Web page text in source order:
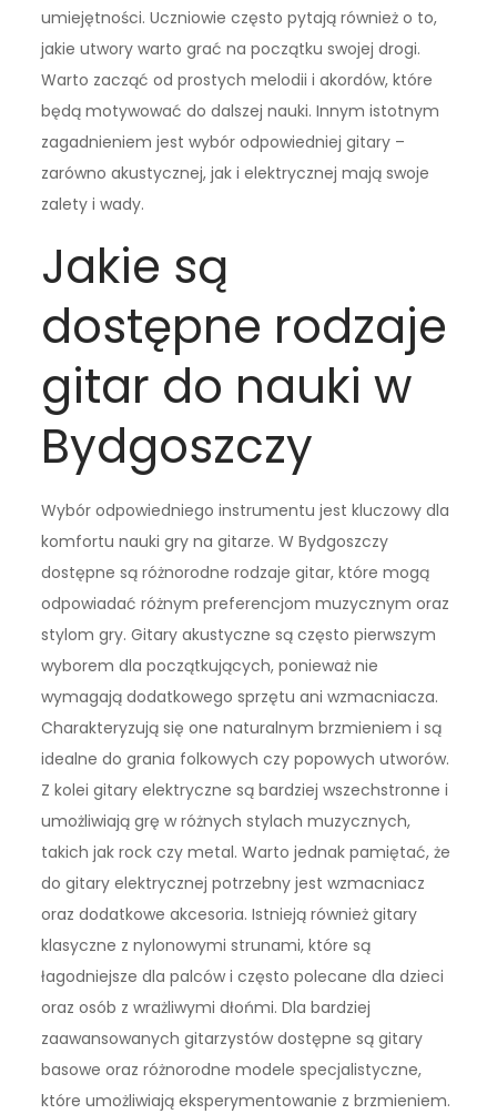
umiejętności. Uczniowie często pytają również o to,
jakie utwory warto grać na początku swojej drogi.
Warto zacząć od prostych melodii i akordów, które
będą motywować do dalszej nauki. Innym istotnym
zagadnieniem jest wybór odpowiedniej gitary –
zarówno akustycznej, jak i elektrycznej mają swoje
zalety i wady.
Jakie są
dostępne rodzaje
gitar do nauki w
Bydgoszczy
Wybór odpowiedniego instrumentu jest kluczowy dla
komfortu nauki gry na gitarze. W Bydgoszczy
dostępne są różnorodne rodzaje gitar, które mogą
odpowiadać różnym preferencjom muzycznym oraz
stylom gry. Gitary akustyczne są często pierwszym
wyborem dla początkujących, ponieważ nie
wymagają dodatkowego sprzętu ani wzmacniacza.
Charakteryzują się one naturalnym brzmieniem i są
idealne do grania folkowych czy popowych utworów.
Z kolei gitary elektryczne są bardziej wszechstronne i
umożliwiają grę w różnych stylach muzycznych,
takich jak rock czy metal. Warto jednak pamiętać, że
do gitary elektrycznej potrzebny jest wzmacniacz
oraz dodatkowe akcesoria. Istnieją również gitary
klasyczne z nylonowymi strunami, które są
łagodniejsze dla palców i często polecane dla dzieci
oraz osób z wrażliwymi dłońmi. Dla bardziej
zaawansowanych gitarzystów dostępne są gitary
basowe oraz różnorodne modele specjalistyczne,
które umożliwiają eksperymentowanie z brzmieniem.